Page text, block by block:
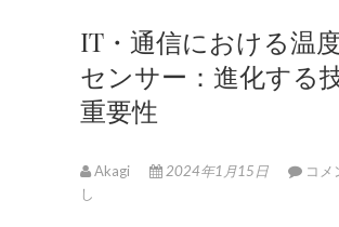
IT・通信における温
センサー：進化する
重要性
Akagi 2024年1月15日
コメ
し